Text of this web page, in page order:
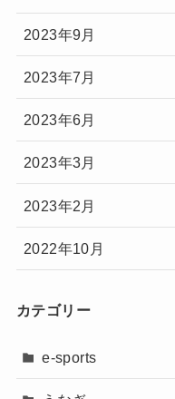
2023年9月
2023年7月
2023年6月
2023年3月
2023年2月
2022年10月
カテゴリー
e-sports